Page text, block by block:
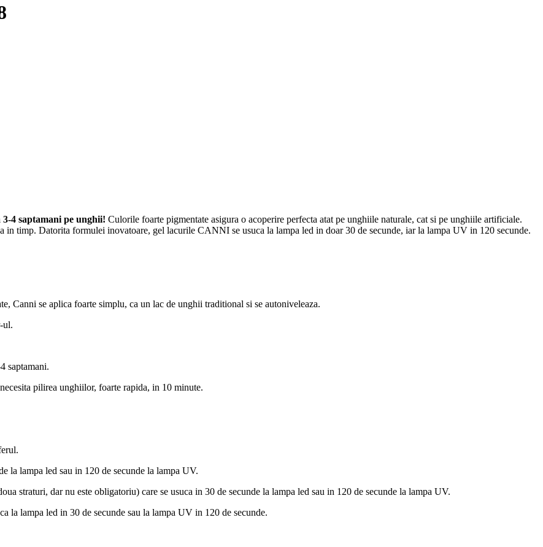
4 saptamani pe unghii! Culorile foarte pigmentate asigura o acoperire perfecta atat pe unghiile naturale, cat si pe unghiile artificiale.
in timp. Datorita formulei inovatoare, gel lacurile CANNI se usuca la lampa led in doar 30 de secunde, iar la lampa UV in 120 secunde.
Canni se aplica foarte simplu, ca un lac de unghii traditional si se autoniveleaza.
ul.
saptamani.
pilirea unghiilor, foarte rapida, in 10 minute.
la lampa led sau in 120 de secunde la lampa UV.
straturi, dar nu este obligatoriu) care se usuca in 30 de secunde la lampa led sau in 120 de secunde la lampa UV.
la lampa led in 30 de secunde sau la lampa UV in 120 de secunde.